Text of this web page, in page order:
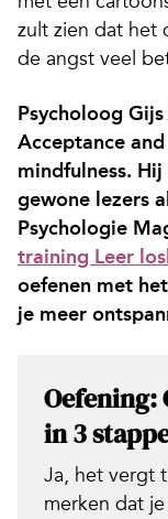
zult zien dat het
de angst veel
Psycholoog
Acceptance
mindfulness.
gewone lezers
Psychologie
training Leer
oefenen met
je meer
Oefening:
in 3
Ja, het vergt
merken dat